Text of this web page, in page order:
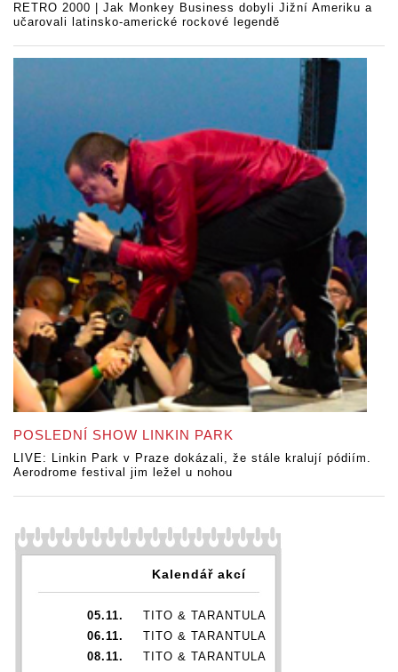
RETRO 2000 | Jak Monkey Business dobyli Jižní Ameriku a
učarovali latinsko-americké rockové legendě
POSLEDNÍ SHOW LINKIN PARK
LIVE: Linkin Park v Praze dokázali, že stále kralují pódiím.
Aerodrome festival jim ležel u nohou
Kalendář akcí
05.11.
TITO & TARANTULA
06.11.
TITO & TARANTULA
08.11.
TITO & TARANTULA